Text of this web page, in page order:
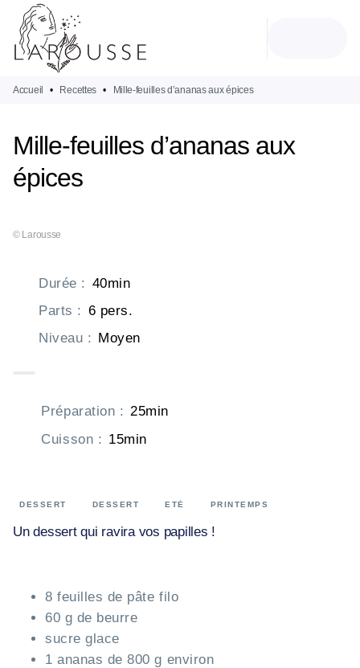
MENU
PIED DE PAGE
Accueil • Recettes • Mille-feuilles d’ananas aux épices
Mille-feuilles d’ananas aux
épices
© Larousse
Durée : 40min
Parts : 6 pers.
Niveau : Moyen
Préparation : 25min
Cuisson : 15min
DESSERT DESSERT ETÉ PRINTEMPS
Un dessert qui ravira vos papilles !
8 feuilles de pâte filo
60 g de beurre
sucre glace
1 ananas de 800 g environ